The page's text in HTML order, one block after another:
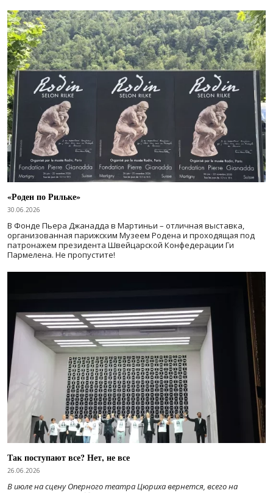
«Роден по Рильке»
30.06.2026
В Фонде Пьера Джанадда в Мартиньи – отличная выставка,
организованная парижским Музеем Родена и проходящая под
патронажем президента Швейцарской Конфедерации Ги
Пармелена. Не пропустите!
Так поступают все? Нет, не все
26.06.2026
В июле на сцену Оперного театра Цюриха вернется, всего на